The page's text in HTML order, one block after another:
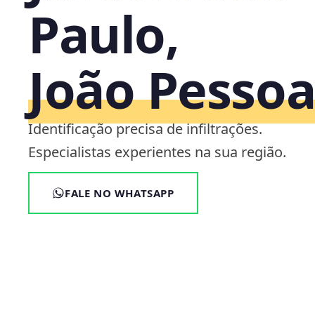
Paulo,
João
Identificação precisa de infiltrações.
Especialistas experientes na sua região.
FALE NO WHATSAPP